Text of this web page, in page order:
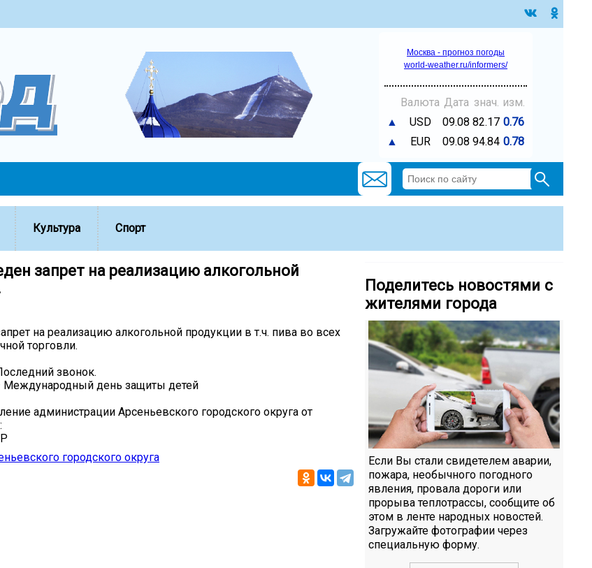
Москва - прогноз погоды
world-weather.ru/informers/
Валюта Дата знач. изм.
▲
USD 09.08 82.17 0.76
▲
EUR 09.08 94.84 0.78
Культура Спорт
запрет на реализацию алкогольной
на реализацию алкогольной продукции в т.ч. пива во всех
торговли.
звонок.
Международный день защиты детей
администрации Арсеньевского городского округа от
городского округа
Поделитесь новостями с
жителями города
Если Вы стали свидетелем аварии,
пожара, необычного погодного
явления, провала дороги или
прорыва теплотрассы, сообщите об
этом в ленте народных новостей.
Загружайте фотографии через
специальную форму.